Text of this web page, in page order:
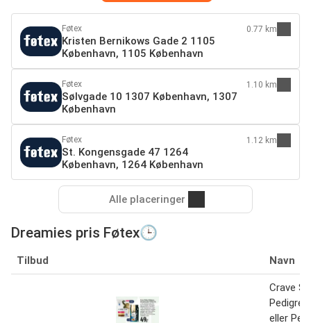
Føtex
Kristen Bernikows Gade 2 1105
København, 1105 København
0.77 km
Føtex
Sølvgade 10 1307 København, 1307
København
1.10 km
Føtex
St. Kongensgade 47 1264
København, 1264 København
1.12 km
Alle placeringer
Dreamies pris Føtex🕒
Tilbud Navn
Crave
eller